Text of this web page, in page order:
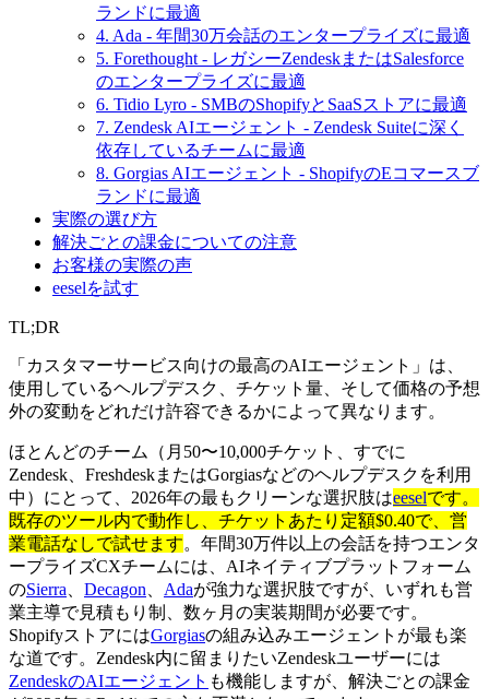
ランドに最適
4. Ada - 年間30万会話のエンタープライズに最適
5. Forethought - レガシーZendeskまたはSalesforce
のエンタープライズに最適
6. Tidio Lyro - SMBのShopifyとSaaSストアに最適
7. Zendesk AIエージェント - Zendesk Suiteに深く
依存しているチームに最適
8. Gorgias AIエージェント - ShopifyのEコマースブ
ランドに最適
実際の選び方
解決ごとの課金についての注意
お客様の実際の声
eeselを試す
TL;DR
「カスタマーサービス向けの最高のAIエージェント」は、
使用しているヘルプデスク、チケット量、そして価格の予想
外の変動をどれだけ許容できるかによって異なります。
ほとんどのチーム（月50〜10,000チケット、すでに
Zendesk、FreshdeskまたはGorgiasなどのヘルプデスクを利用
中）にとって、2026年の最もクリーンな選択肢はeeselです。
既存のツール内で動作し、チケットあたり定額$0.40で、営
業電話なしで試せます。年間30万件以上の会話を持つエンタ
ープライズCXチームには、AIネイティブプラットフォーム
のSierra Decagon Adaが強力な選択肢ですが、いずれも営
業主導で見積もり制、数ヶ月の実装期間が必要です。
ShopifyストアにはGorgiasの組み込みエージェントが最も楽
な道です。Zendesk内に留まりたいZendeskユーザーには
ZendeskのAIエージェント も機能しますが、解決ごとの課金